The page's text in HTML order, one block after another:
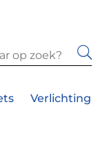
Verlichting